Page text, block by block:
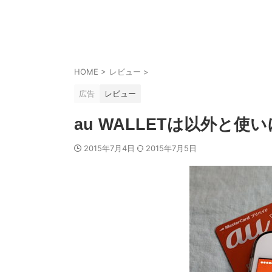
HOME > レビュー >
広告 レビュー
au WALLETは以外と使い
2015年7月4日 2015年7月5日